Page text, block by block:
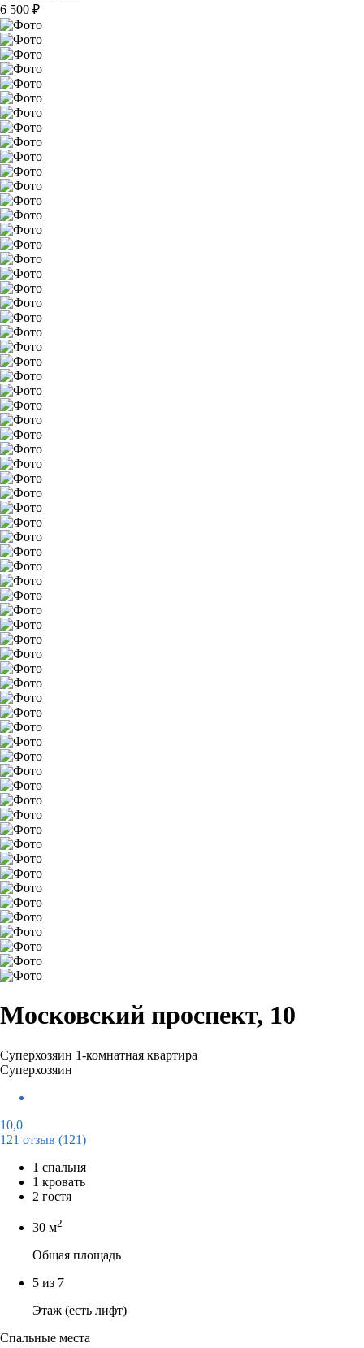
6 500 ₽
Московский проспект, 10
Суперхозяин 1-комнатная квартира
Суперхозяин
10,0
121 отзыв (121)
1 спальня
1 кровать
2 гостя
30 м2
Общая площадь
5 из 7
Этаж (есть лифт)
Спальные места